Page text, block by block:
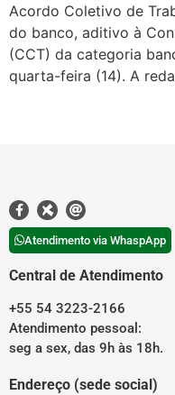
Acordo Coletivo de
do banco, aditivo à
(CCT) da categoria
quarta-feira (14). A
Atendimento via WhaspApp
Central de Atendimento
+55 54 3223-2166
Atendimento pessoal:
seg a sex, das 9h às 18h.
Endereço (sede social)